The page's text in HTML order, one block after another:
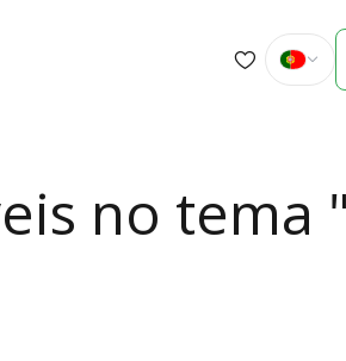
no tema